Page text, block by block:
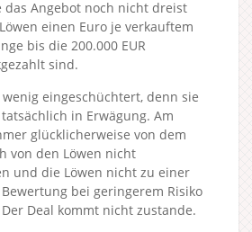
das Angebot noch nicht dreist
einen Euro je verkauftem
bis die 200.000 EUR
sind.
eingeschüchtert, denn sie
in Erwägung. Am
glücklicherweise von dem
von den Löwen nicht
und die Löwen nicht zu einer
bei geringerem Risiko
Deal kommt nicht zustande.